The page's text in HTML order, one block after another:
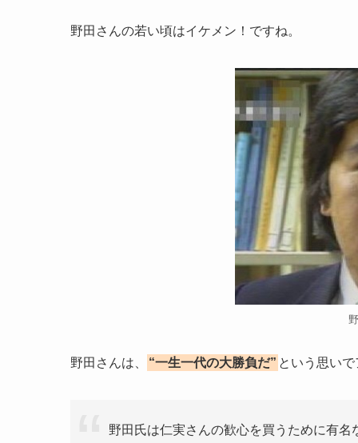
野田さんの若い頃はイケメン！ですね。
野田さんは、 “一生一代の大勝負だ” という思い
野田氏は仁実さんの歓心を買うために有